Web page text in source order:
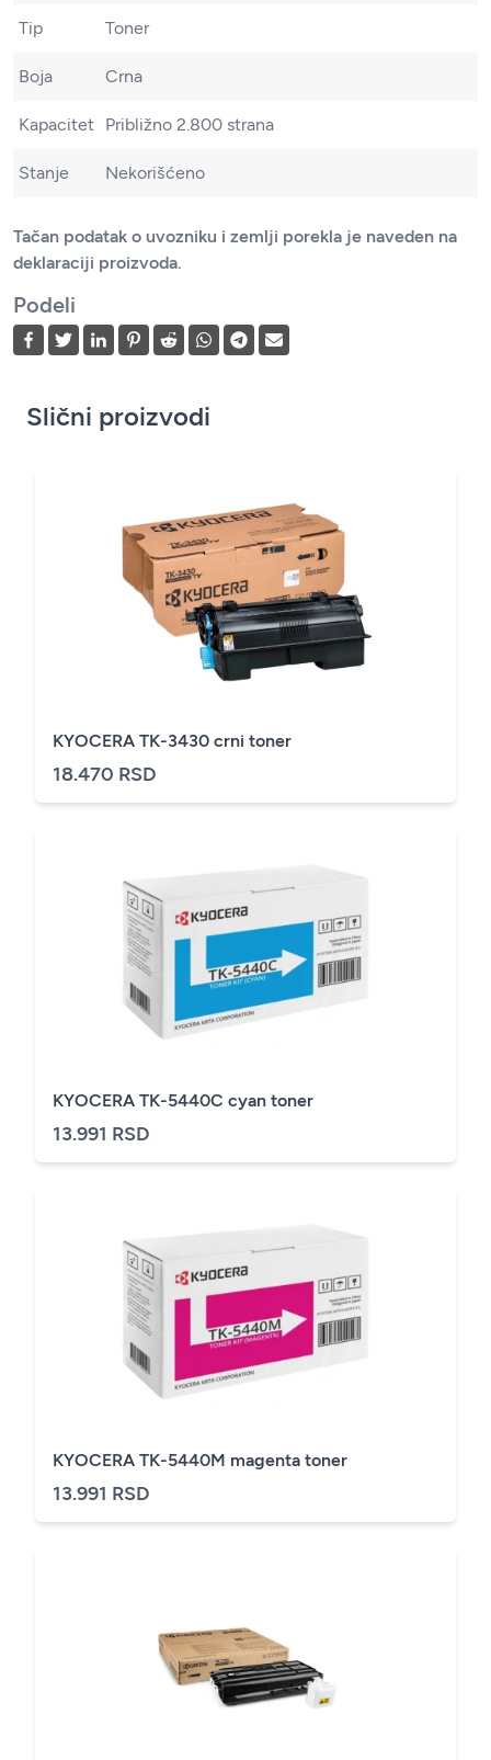
Tip Toner
Boja Crna
Kapacitet Približno 2.800 strana
Stanje Nekorišćeno
Tačan podatak o uvozniku i zemlji porekla je naveden na
deklaraciji proizvoda.
Podeli
Slični proizvodi
KYOCERA TK-3430 crni toner
18.470 RSD
KYOCERA TK-5440C cyan toner
13.991 RSD
KYOCERA TK-5440M magenta toner
13.991 RSD